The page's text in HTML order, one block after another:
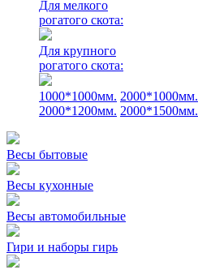
Для мелкого
рогатого скота:
Для крупного
рогатого скота:
1000*1000мм. 2000*1000мм.
2000*1200мм. 2000*1500мм.
Весы бытовые
Весы кухонные
Весы автомобильные
Гири и наборы гирь